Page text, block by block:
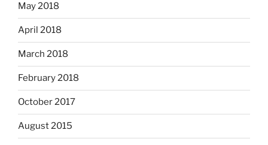
May 2018
April 2018
March 2018
February 2018
October 2017
August 2015